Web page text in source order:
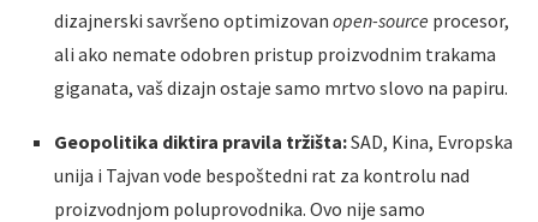
dizajnerski savršeno optimizovan open-source procesor,
ali ako nemate odobren pristup proizvodnim trakama
giganata, vaš dizajn ostaje samo mrtvo slovo na papiru.
Geopolitika diktira pravila tržišta:SAD, Kina, Evropska
unija i Tajvan vode bespoštedni rat za kontrolu nad
proizvodnjom poluprovodnika. Ovo nije samo